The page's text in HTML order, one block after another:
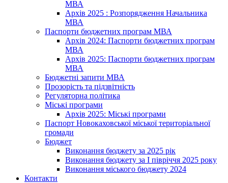
МВА
Архів 2025 : Розпорядження Начальника
МВА
Паспорти бюджетних програм МВА
Архів 2024: Паспорти бюджетних програм
МВА
Архів 2025: Паспорти бюджетних програм
МВА
Бюджетні запити МВА
Прозорість та підзвітність
Регуляторна політика
Міські програми
Архів 2025: Міські програми
Паспорт Новокаховської міської територіальної
громади
Бюджет
Виконання бюджету за 2025 рік
Виконання бюджету за І півріччя 2025 року
Виконання міського бюджету 2024
Контакти